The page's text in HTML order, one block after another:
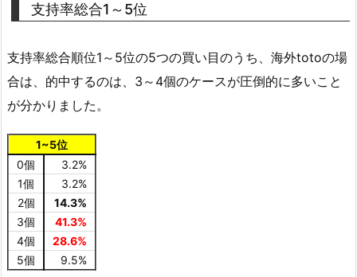
支持率総合1～5位
支持率総合順位1～5位の5つの買い目のうち、海外totoの場
合は、的中するのは、3～4個のケースが圧倒的に多いこと
が分かりました。
1~5位
0個
3.2%
1個
3.2%
2個
14.3%
3個
41.3%
4個
28.6%
5個
9.5%